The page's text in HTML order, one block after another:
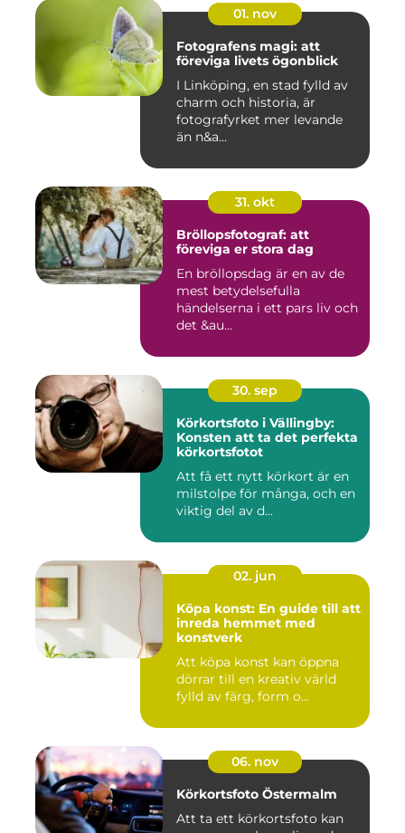
01. nov
Fotografens magi: att
föreviga livets ögonblick
I Linköping, en stad fylld av
charm och historia, är
fotografyrket mer levande
än n&a...
31. okt
Bröllopsfotograf: att
föreviga er stora dag
En bröllopsdag är en av de
mest betydelsefulla
händelserna i ett pars liv och
det &au...
30. sep
Körkortsfoto i Vällingby:
Konsten att ta det perfekta
körkortsfotot
Att få ett nytt körkort är en
milstolpe för många, och en
viktig del av d...
02. jun
Köpa konst: En guide till att
inreda hemmet med
konstverk
Att köpa konst kan öppna
dörrar till en kreativ värld
fylld av färg, form o...
06. nov
Körkortsfoto Östermalm
Att ta ett körkortsfoto kan